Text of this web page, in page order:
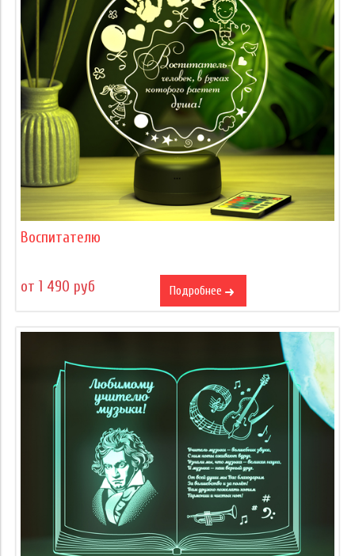
Воспитателю
от 1 490 руб Подробнее